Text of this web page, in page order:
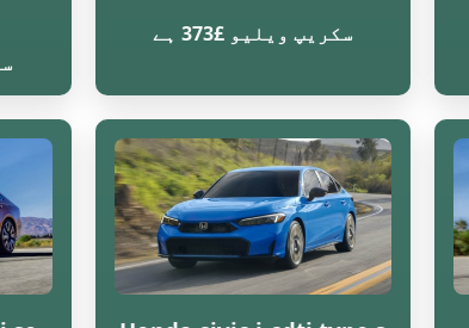
سکریپ ویلیو £373 ہے